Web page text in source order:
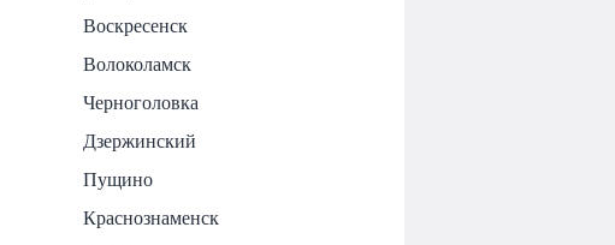
Воскресенск
Волоколамск
Черноголовка
Дзержинский
Пущино
Краснознаменск